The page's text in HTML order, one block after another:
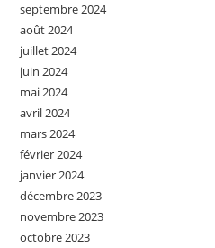
septembre 2024
août 2024
juillet 2024
juin 2024
mai 2024
avril 2024
mars 2024
février 2024
janvier 2024
décembre 2023
novembre 2023
octobre 2023